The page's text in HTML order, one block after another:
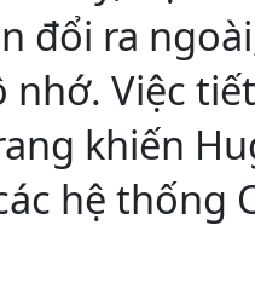
đổi ra
nhớ. Việc
khiến
hệ thống